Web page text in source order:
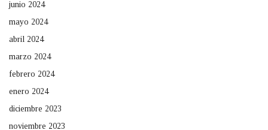
junio 2024
mayo 2024
abril 2024
marzo 2024
febrero 2024
enero 2024
diciembre 2023
noviembre 2023